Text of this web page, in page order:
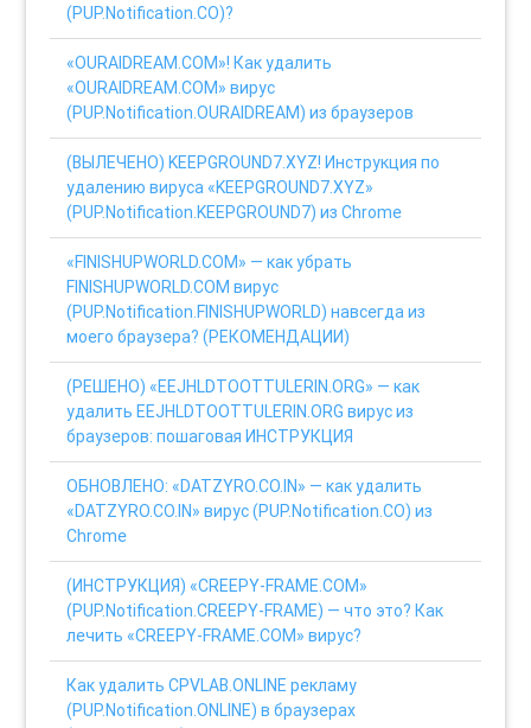
(PUP.Notification.CO)?
«OURAIDREAM.COM»! Как удалить
«OURAIDREAM.COM» вирус
(PUP.Notification.OURAIDREAM) из браузеров
(ВЫЛЕЧЕНО) KEEPGROUND7.XYZ! Инструкция по
удалению вируса «KEEPGROUND7.XYZ»
(PUP.Notification.KEEPGROUND7) из Chrome
«FINISHUPWORLD.COM» — как убрать
FINISHUPWORLD.COM вирус
(PUP.Notification.FINISHUPWORLD) навсегда из
моего браузера? (РЕКОМЕНДАЦИИ)
(РЕШЕНО) «EEJHLDTOOTTULERIN.ORG» — как
удалить EEJHLDTOOTTULERIN.ORG вирус из
браузеров: пошаговая ИНСТРУКЦИЯ
ОБНОВЛЕНО: «DATZYRO.CO.IN» — как удалить
«DATZYRO.CO.IN» вирус (PUP.Notification.CO) из
Chrome
(ИНСТРУКЦИЯ) «CREEPY-FRAME.COM»
(PUP.Notification.CREEPY-FRAME) — что это? Как
лечить «CREEPY-FRAME.COM» вирус?
Как удалить CPVLAB.ONLINE рекламу
(PUP.Notification.ONLINE) в браузерах